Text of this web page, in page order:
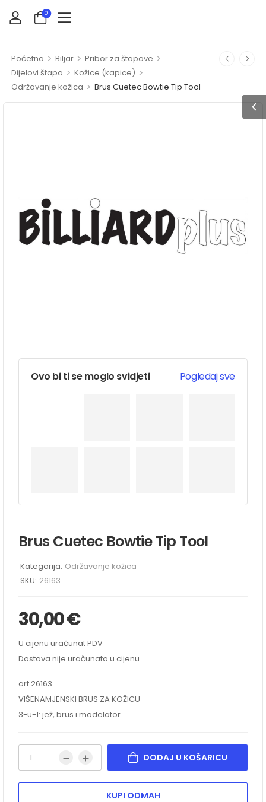
0
Početna > Biljar > Pribor za štapove >
Dijelovi štapa > Kožice (kapice) >
Održavanje kožica > Brus Cuetec Bowtie Tip Tool
Ovo bi ti se moglo svidjeti Pogledaj sve
Brus Cuetec Bowtie Tip Tool
Kategorija: Održavanje kožica
SKU: 26163
30,00€
U cijenu uračunat PDV
Dostava nije uračunata u cijenu
art.26163
VIŠENAMJENSKI BRUS ZA KOŽICU
3-u-1: jež, brus i modelator
DODAJ U KOŠARICU
KUPI ODMAH